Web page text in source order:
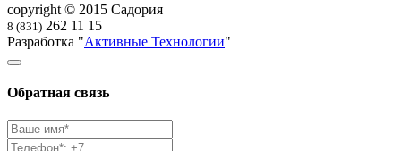
copyright © 2015 Садория
8 (831) 262 11 15
Разработка "Активные Технологии"
Обратная связь